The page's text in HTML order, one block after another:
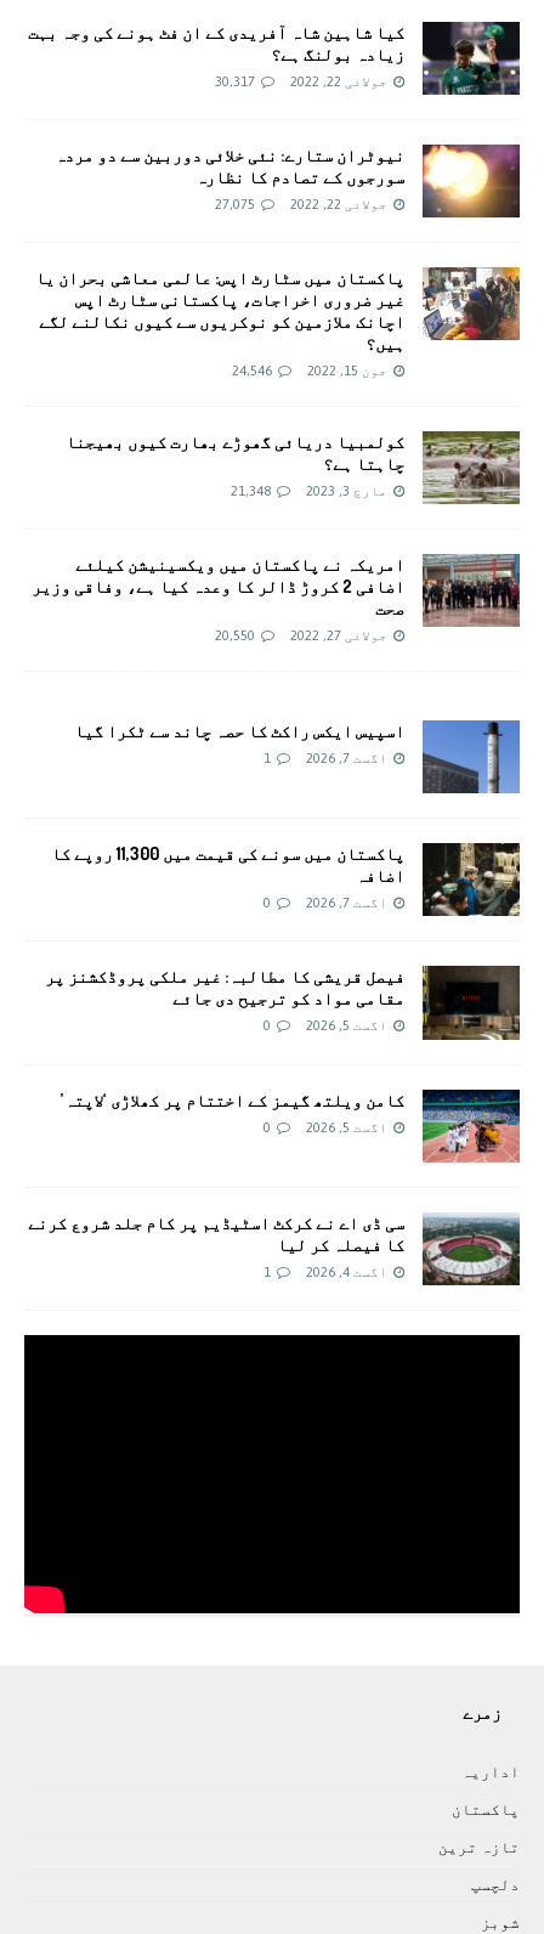
کیا شاہین شاہ آفریدی کے ان فٹ ہونے کی وجہ بہت
زیادہ بولنگ ہے؟
جولائی 22, 2022 30,317
نیوٹران ستارے: نئی خلائی دوربین سے دو مردہ
سورجوں کے تصادم کا نظارہ
جولائی 22, 2022 27,075
پاکستان میں سٹارٹ اپس: عالمی معاشی بحران یا
غیر ضروری اخراجات، پاکستانی سٹارٹ اپس
اچانک ملازمین کو نوکریوں سے کیوں نکالنے لگے
ہیں؟
جون 15, 2022 24,546
کولمبیا دریائی گھوڑے بھارت کیوں بھیجنا
چاہتا ہے؟
مارچ 3, 2023 21,348
امريکہ نے پاکستان میں ویکسینیشن کیلئے
اضافی 2 کروڑ ڈالر کا وعدہ کیا ہے، وفاقی وزیر
صحت
جولائی 27, 2022 20,550
اسپیس ایکس راکٹ کا حصہ چاند سے ٹکرا گیا
اگست 7, 2026 1
پاکستان میں سونے کی قیمت میں 11,300 روپے کا
اضافہ
اگست 7, 2026 0
فیصل قریشی کا مطالبہ: غیر ملکی پروڈکشنز پر
مقامی مواد کو ترجیح دی جائے
اگست 5, 2026 0
کامن ویلتھ گیمز کے اختتام پر کھلاڑی ‘لاپتہ’
اگست 5, 2026 0
سی ڈی اے نے کرکٹ اسٹیڈیم پر کام جلد شروع کرنے
کا فیصلہ کر لیا
اگست 4, 2026 1
زمرے
اداريہ
پاکستان
تازہ ترين
دلچسپ
شوبز